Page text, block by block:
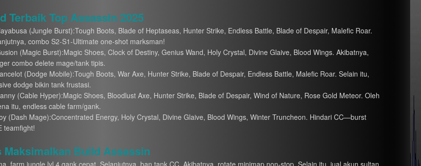
Terbaik Top Assassin 2025
(Jungle Burst):Tough Boots, Blade of Heptaseas, Hunter Strike, Endless Battle, Blade of Despair, Malefic Roar.
combo S2-S1-Ultimate one-shot marksman!
(Magic Burst):Magic Shoes, Clock of Destiny, Genius Wand, Holy Crystal, Divine Glaive, Blood Wings. Akibatnya,
combo delete mage/tank tipis.
(Dodge Mobile):Tough Boots, War Axe, Hunter Strike, Blade of Despair, Endless Battle, Malefic Roar. Selain itu,
dodge bikin tank frustasi.
(Cable Hyper):Magic Shoes, Bloodlust Axe, Hunter Strike, Blade of Despair, Wind of Nature, Rose Gold Meteor. Oleh
itu, endless cable farm/gank.
(Dash Mage):Concentrated Energy, Holy Crystal, Divine Glaive, Blood Wings, Winter Truncheon. Hindari CC—burst
teamfight!
Maksimalkan Build Assassin